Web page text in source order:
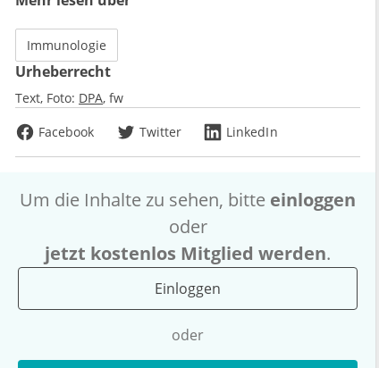
Immunologie
Urheberrecht
Text, Foto: DPA fw
Facebook
Twitter LinkedIn
Um die Inhalte zu sehen, bitte einloggen
oder
jetzt kostenlos Mitglied werden.
Einloggen
oder